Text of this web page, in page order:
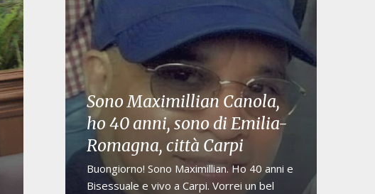
Sono Maximillian Canola,
ho 40 anni, sono di Emilia-
Romagna, città Carpi
Buongiorno! Sono Maximillian. Ho 40 anni e
Bisessuale e vivo a Carpi. Vorrei un bel